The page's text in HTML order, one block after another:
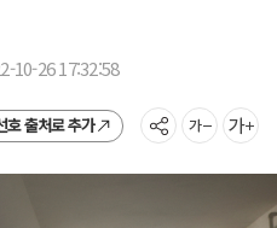
10-26 17:32:58
호 출처로 추가